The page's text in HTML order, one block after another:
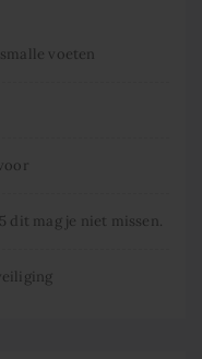
voeten
dit mag je niet missen.